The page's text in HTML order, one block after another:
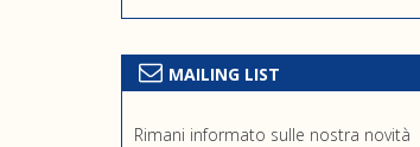
MAILING LIST
Rimani informato sulle nostra novità